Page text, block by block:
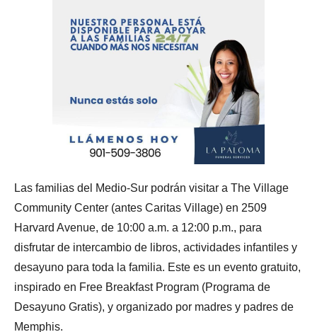
Las familias del Medio-Sur podrán visitar a The Village
Community Center (antes Caritas Village) en 2509
Harvard Avenue, de 10:00 a.m. a 12:00 p.m., para
disfrutar de intercambio de libros, actividades infantiles y
desayuno para toda la familia. Este es un evento gratuito,
inspirado en Free Breakfast Program (Programa de
Desayuno Gratis), y organizado por madres y padres de
Memphis.